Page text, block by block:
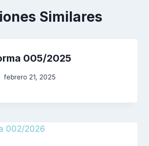
Similares
005/2025
febrero 21, 2025